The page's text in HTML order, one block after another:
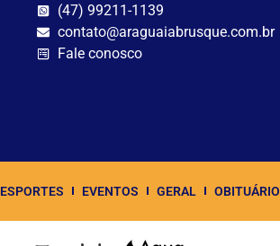
(47) 99211-1139
contato@araguaiabrusque.com.br
Fale conosco
ESPORTES EVENTOS GERAL OBITUÁRIO